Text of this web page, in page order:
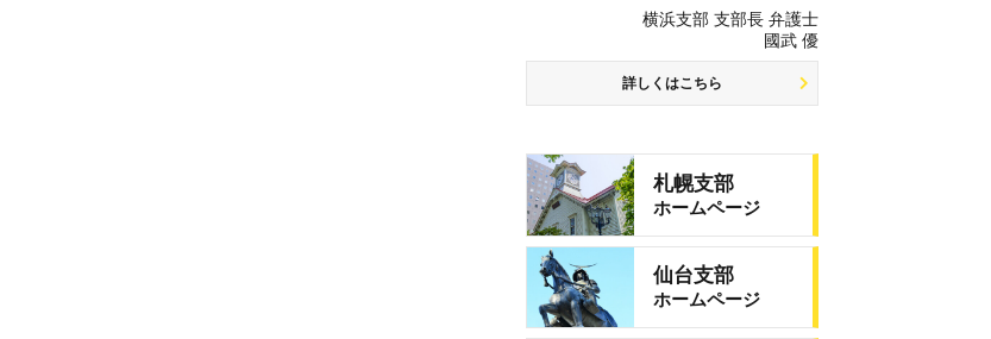
横浜支部 支部長 弁護士
國武 優
詳しくはこちら
札幌支部
ホームページ
仙台支部
ホームページ